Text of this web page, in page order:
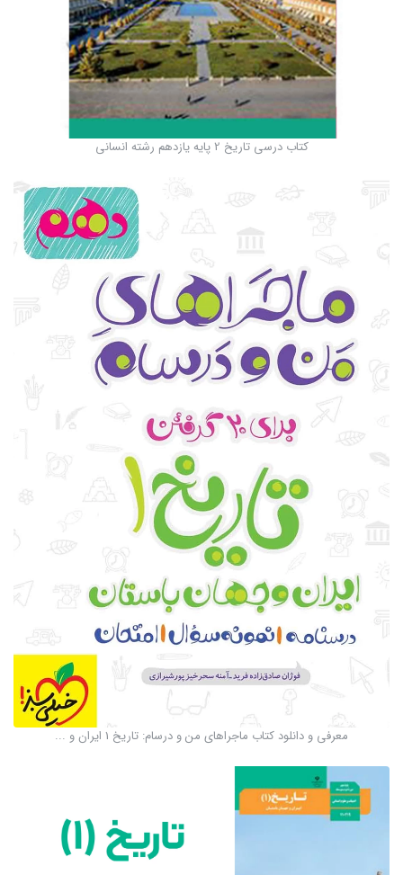
کتاب درسی تاریخ 2 پایه یازدهم رشته انسانی
معرفی و دانلود کتاب ماجراهای من و درسام: تاریخ 1 ایران و ...